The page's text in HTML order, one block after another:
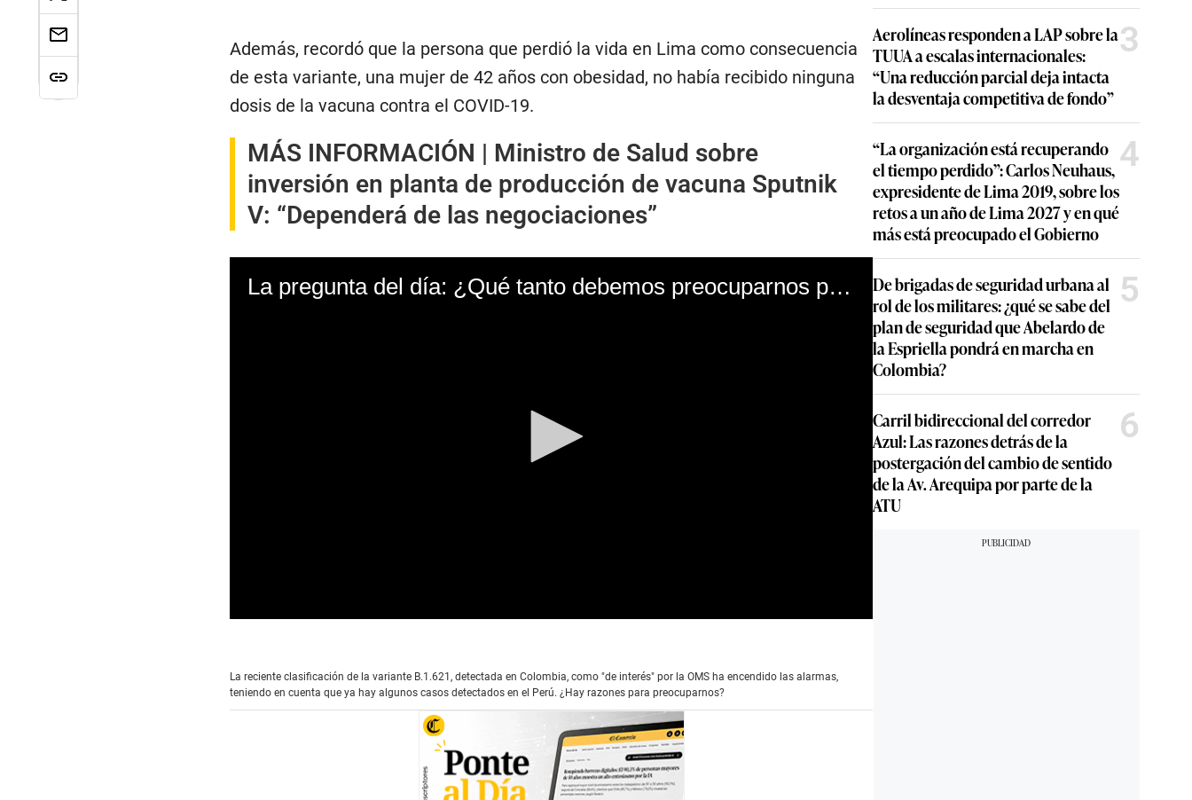
Además, recordó que la persona que perdió la vida en Lima como consecuencia
de esta variante, una mujer de 42 años con obesidad, no había recibido ninguna
dosis de la vacuna contra el COVID-19.
MÁS INFORMACIÓN | Ministro de Salud sobre
inversión en planta de producción de vacuna Sputnik
V: “Dependerá de las negociaciones”
La pregunta del día: ¿Qué tanto debemos preocuparnos por la nueva variante Mu?
o
n
d
La reciente clasificación de la variante B.1.621, detectada en Colombia, como "de interés" por la OMS ha encendido las alarmas,
teniendo en cuenta que ya hay algunos casos detectados en el Perú. ¿Hay razones para preocuparnos?
Aerolíneas responden a LAP sobre la
TUUA a escalas internacionales:
“Una reducción parcial deja intacta
la desventaja competitiva de fondo”
3
“La organización está recuperando
el tiempo perdido”: Carlos Neuhaus,
expresidente de Lima 2019, sobre los
retos a un año de Lima 2027 y en qué
más está preocupado el Gobierno
4
De brigadas de seguridad urbana al
rol de los militares: ¿qué se sabe del
plan de seguridad que Abelardo de
la Espriella pondrá en marcha en
Colombia?
5
Carril bidireccional del corredor
Azul: Las razones detrás de la
postergación del cambio de sentido
de la Av. Arequipa por parte de la
ATU
6